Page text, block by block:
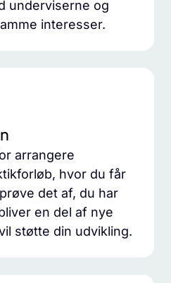
underviserne og
interesser.
arrangere
hvor du får
det af, du har
en del af nye
støtte din udvikling.